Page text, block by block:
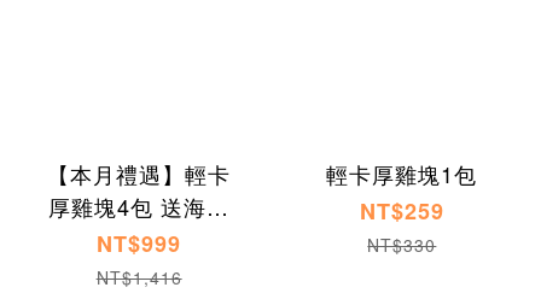
【本月禮遇】輕卡
厚雞塊4包 送海鹽
焦糖貝果1入
NT$999
NT$1,416
輕卡厚雞塊1包
NT$259
NT$330